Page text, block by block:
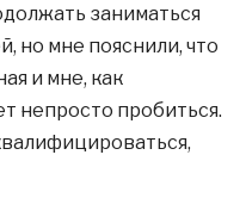
заниматься
но мне пояснили, что
и мне, как
непросто пробиться.